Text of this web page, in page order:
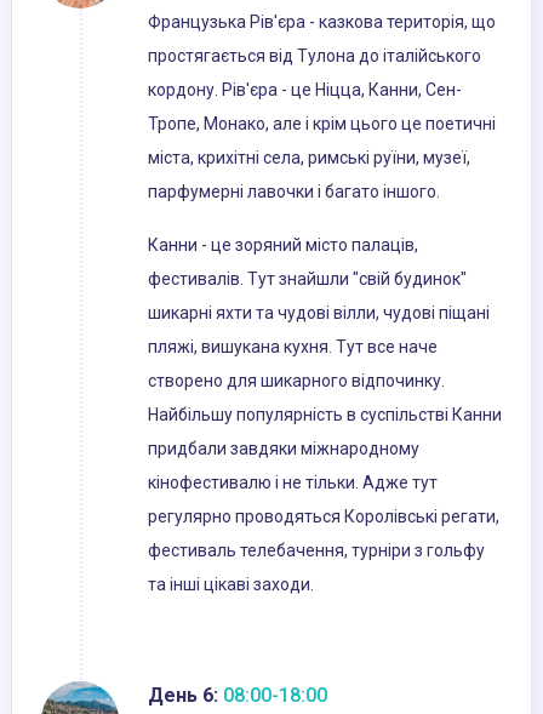
Французька Рів'єра - казкова територія, що
простягається від Тулона до італійського
кордону. Рів'єра - це Ніцца, Канни, Сен-
Тропе, Монако, але і крім цього це поетичні
міста, крихітні села, римські руїни, музеї,
парфумерні лавочки і багато іншого.
Канни - це зоряний місто палаців,
фестивалів. Тут знайшли "свій будинок"
шикарні яхти та чудові вілли, чудові піщані
пляжі, вишукана кухня. Тут все наче
створено для шикарного відпочинку.
Найбільшу популярність в суспільстві Канни
придбали завдяки міжнародному
кінофестивалю і не тільки. Адже тут
регулярно проводяться Королівські регати,
фестиваль телебачення, турніри з гольфу
та інші цікаві заходи.
День 6: 08:00-18:00